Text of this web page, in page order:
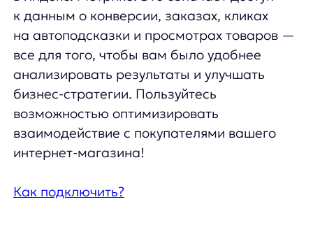
P. S. не забудьте оповестить вашего
аккаунт менеджера о настройке
событий — он поможет включить
их на нашей стороне.
4️⃣ Новая стратегия исправления
опечаток
Продуктовая бомба от нашей команды:
новая запасная стратегия ранжирования.